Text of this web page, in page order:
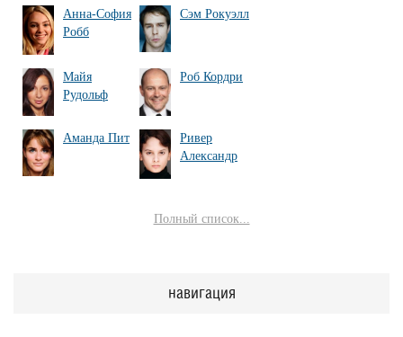
Анна-София
Робб
Сэм Рокуэлл
Майя
Рудольф
Роб Кордри
Аманда Пит
Ривер
Александр
Полный список...
навигация